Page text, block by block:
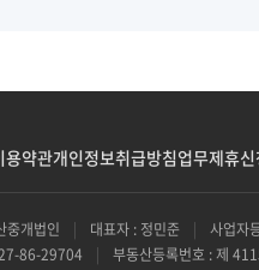
용약관개인정보취급방침업무제휴신
중개법인 | 대표자 : 정민준 |
사업자
86-29704
| 부동산등록번호 : 제